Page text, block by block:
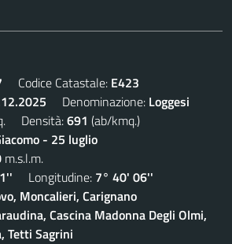
Codice Catastale: E423
Denominazione: Loggesi
Densità:691 (ab/kmq.)
- 25 luglio
m.s.l.m.
Longitudine: 7° 40' 06''
Moncalieri, Carignano
Cascina Madonna Degli Olmi,
Tetti Sagrini